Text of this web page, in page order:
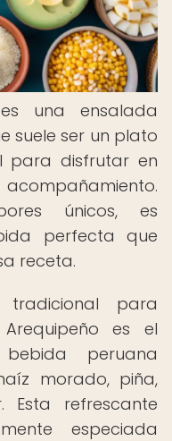
una ensalada
suele ser un plato
para disfrutar en
únicos, es
perfecta que
receta.
para
es el
peruana
morado, piña,
refrescante
especiada